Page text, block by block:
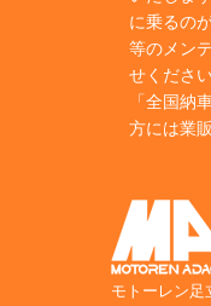
に乗るの
等のメン
せくださ
「全国納
方には業
モトーレン足